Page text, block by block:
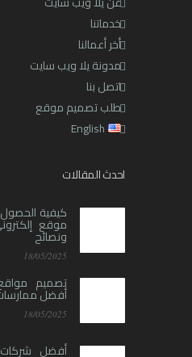
خدماتنا
أخر أعمالنا
مدونة يلا ويب سايت
اتصل بنا
طلب تصميم موقع
English
احدث المقالات
كيفية
موقع
ونصائح
18/05/2025
تصميم
أفضل
18/05/2025
أفضل